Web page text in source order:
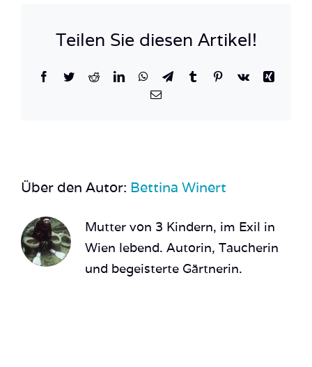
Teilen Sie diesen Artikel!
Facebook
TwitterRedditLinkedInWhatsApp
TelegramTumblrPinterest
Vk
Xing
E-
Über den Autor: Bettina Winert
Mutter von 3 Kindern, im Exil in
Wien lebend. Autorin, Taucherin
und begeisterte Gärtnerin.